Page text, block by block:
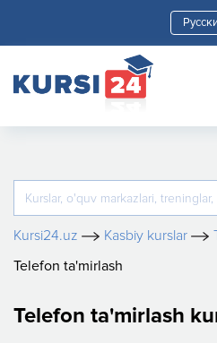
Kursi24.uz Kasbiy kurslar
Telefon ta'mirlash
Telefon ta'mirlash